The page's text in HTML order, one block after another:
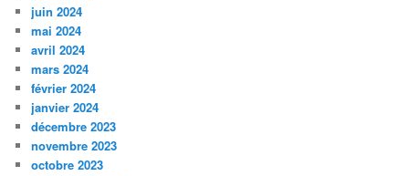
juin 2024
mai 2024
avril 2024
mars 2024
février 2024
janvier 2024
décembre 2023
novembre 2023
octobre 2023